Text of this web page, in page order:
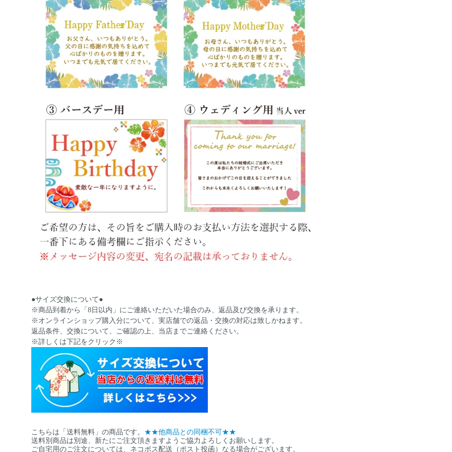
●サイズ交換について●
※商品到着から「8日以内」にご連絡いただいた場合のみ、返品及び交換を承ります。
※オンラインショップ購入分について、実店舗での返品・交換の対応は致しかねます。
返品条件、交換について、ご確認の上、当店までご連絡ください。
※詳しくは下記をクリック※
こちらは「送料無料」の商品です。 ★★他商品との同梱不可★★
送料別商品は別途、新たにご注文頂きますようご協力よろしくお願いします。
ご自宅用のご注文については、ネコポス配送（ポスト投函）なる場合がございます。